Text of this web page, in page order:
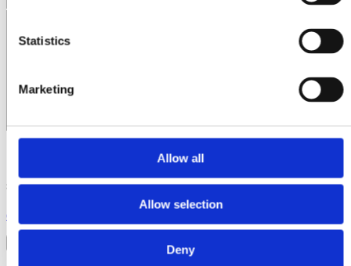
Statistics
Marketing
Allow all
Allow selection
Deny
Accesorii Macarale
sau alte noutăți.
Am citit și sunt de acord cuTermenii și Condițiile
de confidențialitate